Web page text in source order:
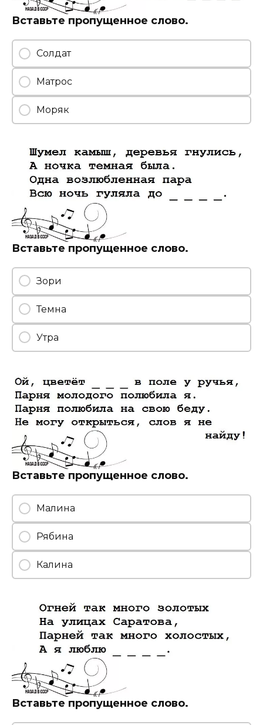
Вставьте пропущенное слово.
Солдат
Матрос
Моряк
Вставьте пропущенное слово.
Зори
Темна
Утра
Вставьте пропущенное слово.
Малина
Рябина
Калина
Вставьте пропущенное слово.